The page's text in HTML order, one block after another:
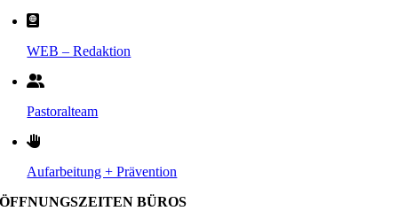
WEB – Redaktion
Pastoralteam
Aufarbeitung + Prävention
ÖFFNUNGSZEITEN BÜROS